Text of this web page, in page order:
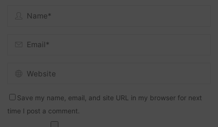
Save my name, email, and site URL in my browser for next
time I post a comment.